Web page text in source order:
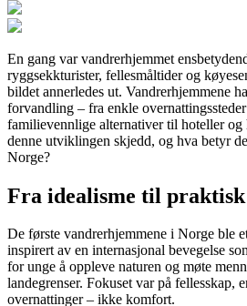
En gang var vandrerhjemmet
ryggsekkturister, fellesmåltider og
bildet annerledes ut. Vandrerhjemmene
forvandling – fra enkle
familievennlige alternativer til hoteller
denne utviklingen skjedd, og hva betyr
Norge?
Fra idealisme til
De første vandrerhjemmene i Norge ble
inspirert av en internasjonal bevegelse
for unge å oppleve naturen og møte
landegrenser. Fokuset var på fellesskap,
overnattinger – ikke komfort.